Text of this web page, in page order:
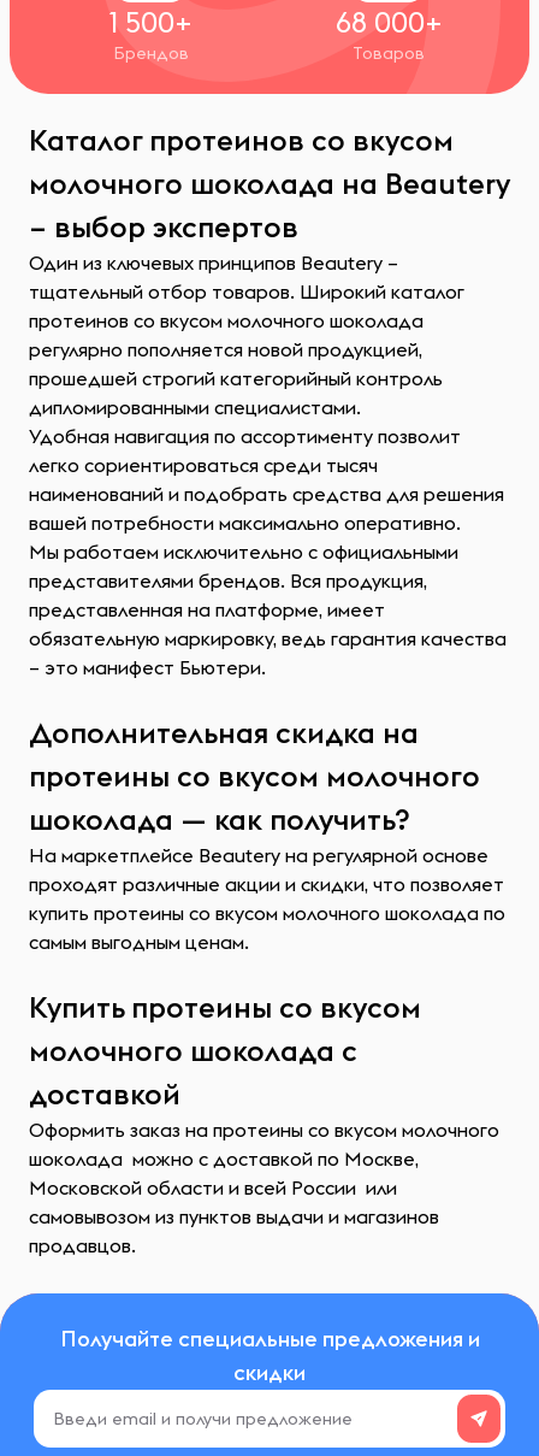
1 500+
Брендов
68 000+
Товаров
Каталог протеинов со вкусом
молочного шоколада на Beautery
– выбор экспертов
Один из ключевых принципов Beautery –
тщательный отбор товаров. Широкий каталог
протеинов со вкусом молочного шоколада
регулярно пополняется новой продукцией,
прошедшей строгий категорийный контроль
дипломированными специалистами.
Удобная навигация по ассортименту позволит
легко сориентироваться среди тысяч
наименований и подобрать средства для решения
вашей потребности максимально оперативно.
Мы работаем исключительно с официальными
представителями брендов. Вся продукция,
представленная на платформе, имеет
обязательную маркировку, ведь гарантия качества
– это манифест Бьютери.
Дополнительная скидка на
протеины со вкусом молочного
шоколада — как получить?
На маркетплейсе Beautery на регулярной основе
проходят различные акции и скидки, что позволяет
купить протеины со вкусом молочного шоколада по
самым выгодным ценам.
Купить протеины со вкусом
молочного шоколада с
доставкой
Оформить заказ на протеины со вкусом молочного
шоколада можно с доставкой по Москве,
Московской области и всей России или
самовывозом из пунктов выдачи и магазинов
продавцов.
Получайте специальные предложения и
скидки